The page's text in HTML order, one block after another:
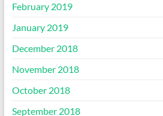
February 2019
January 2019
December 2018
November 2018
October 2018
September 2018